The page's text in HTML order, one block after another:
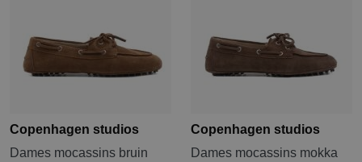
Copenhagen studios
Dames mocassins bruin
Copenhagen studios
Dames mocassins mokka